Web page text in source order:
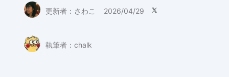
更新者： さわこ 2026/04/29 
執筆者： chalk